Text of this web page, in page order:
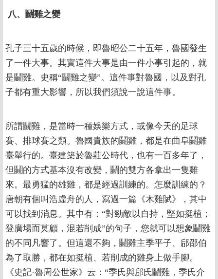
八、鬭雞之變
孔子三十五歲的時候，即魯昭公二十五年，魯國發生
了一件大事。其實這件大事是由一件小事引起的，就
是鬭雞。史稱“鬭雞之變”。這件事對魯國，以及對孔
子都有重大影響，所以我們須說一說這件事。
所謂鬭雞，是當時一種娛樂方式，或像今天的足球
賽、排球賽之類。魯國貴族的鬭雞，都是在曲阜鬭雞
臺舉行的。臺建築於魯莊公時代，也有一百多年了，
但鬭的方式基本沒有改變，鬭的雙方各拿出一隻雞
來。最勇猛的雄雞，都是經過訓練的。怎麼訓練的？
唐朝有個叫浩虛舟的人，寫過一篇《木雞賦》，其中
可以找到消息。其中有：“對勁敵以自持，堅如挺植；
登廣場而莫顧，混若削成”的句子，您就可以想象鬭雞
的不同凡響了。但這還不夠，鬭雞主季平子、郈邵伯
為了取勝，都在如挺植、若削成的雞身上做手腳。
《史記·魯周公世家》云：“季氏與郈氏鬭雞，季氏介